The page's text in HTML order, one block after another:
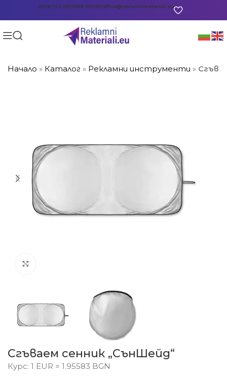
0878 722 8650888 903 601office@reklamnimateriali.eu
Начало » Каталог » Рекламни инструменти »
Сгъваем сенник „СънШейд“
Курс: 1 EUR = 1.95583 BGN